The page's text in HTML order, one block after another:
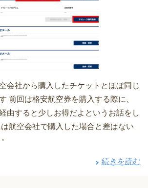
会社から購入したチケットとほぼ同じ
前回は格安航空券を購入する際に、
由すると少しお得だよというお話をし
航空会社で購入した場合と差はない
続きを読む